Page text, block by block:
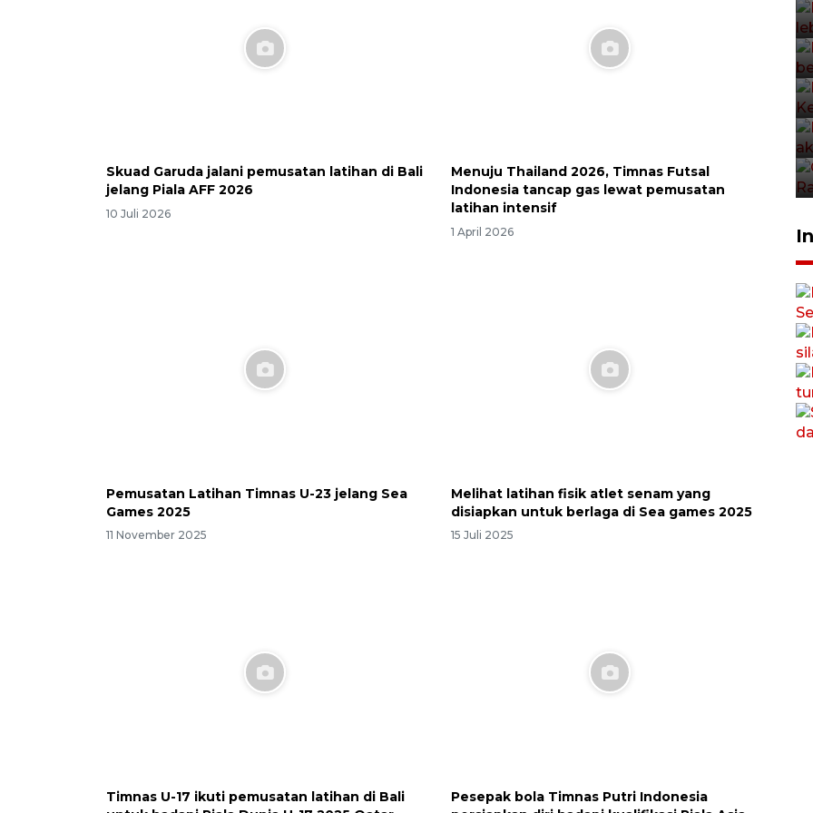
Skuad Garuda jalani pemusatan latihan di Bali
jelang Piala AFF 2026
10 Juli 2026
Menuju Thailand 2026, Timnas Futsal
Indonesia tancap gas lewat pemusatan
latihan intensif
1 April 2026
Pemusatan Latihan Timnas U-23 jelang Sea
Games 2025
11 November 2025
Melihat latihan fisik atlet senam yang
disiapkan untuk berlaga di Sea games 2025
15 Juli 2025
Timnas U-17 ikuti pemusatan latihan di Bali
Pesepak bola Timnas Putri Indonesia